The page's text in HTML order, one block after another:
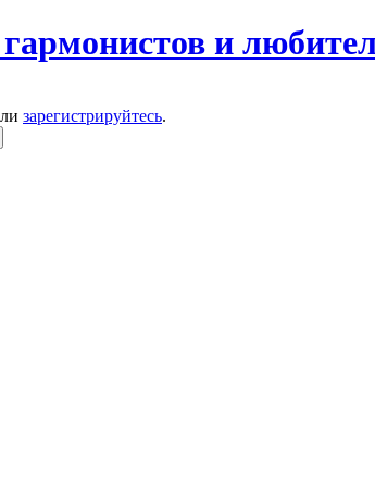
и
зарегистрируйтесь.